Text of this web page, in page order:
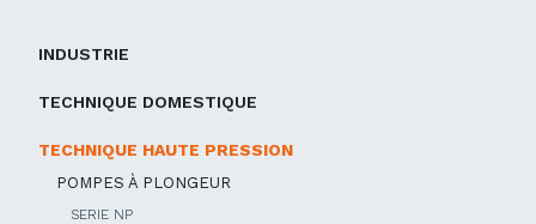
INDUSTRIE
TECHNIQUE DOMESTIQUE
TECHNIQUE HAUTE PRESSION
POMPES À PLONGEUR
SERIE NP